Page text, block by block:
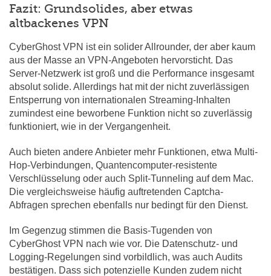
Fazit: Grundsolides, aber etwas
altbackenes VPN
CyberGhost VPN ist ein solider Allrounder, der aber kaum
aus der Masse an VPN-Angeboten hervorsticht. Das
Server-Netzwerk ist groß und die Performance insgesamt
absolut solide. Allerdings hat mit der nicht zuverlässigen
Entsperrung von internationalen Streaming-Inhalten
zumindest eine beworbene Funktion nicht so zuverlässig
funktioniert, wie in der Vergangenheit.
Auch bieten andere Anbieter mehr Funktionen, etwa Multi-
Hop-Verbindungen, Quantencomputer-resistente
Verschlüsselung oder auch Split-Tunneling auf dem Mac.
Die vergleichsweise häufig auftretenden Captcha-
Abfragen sprechen ebenfalls nur bedingt für den Dienst.
Im Gegenzug stimmen die Basis-Tugenden von
CyberGhost VPN nach wie vor. Die Datenschutz- und
Logging-Regelungen sind vorbildlich, was auch Audits
bestätigen. Dass sich potenzielle Kunden zudem nicht